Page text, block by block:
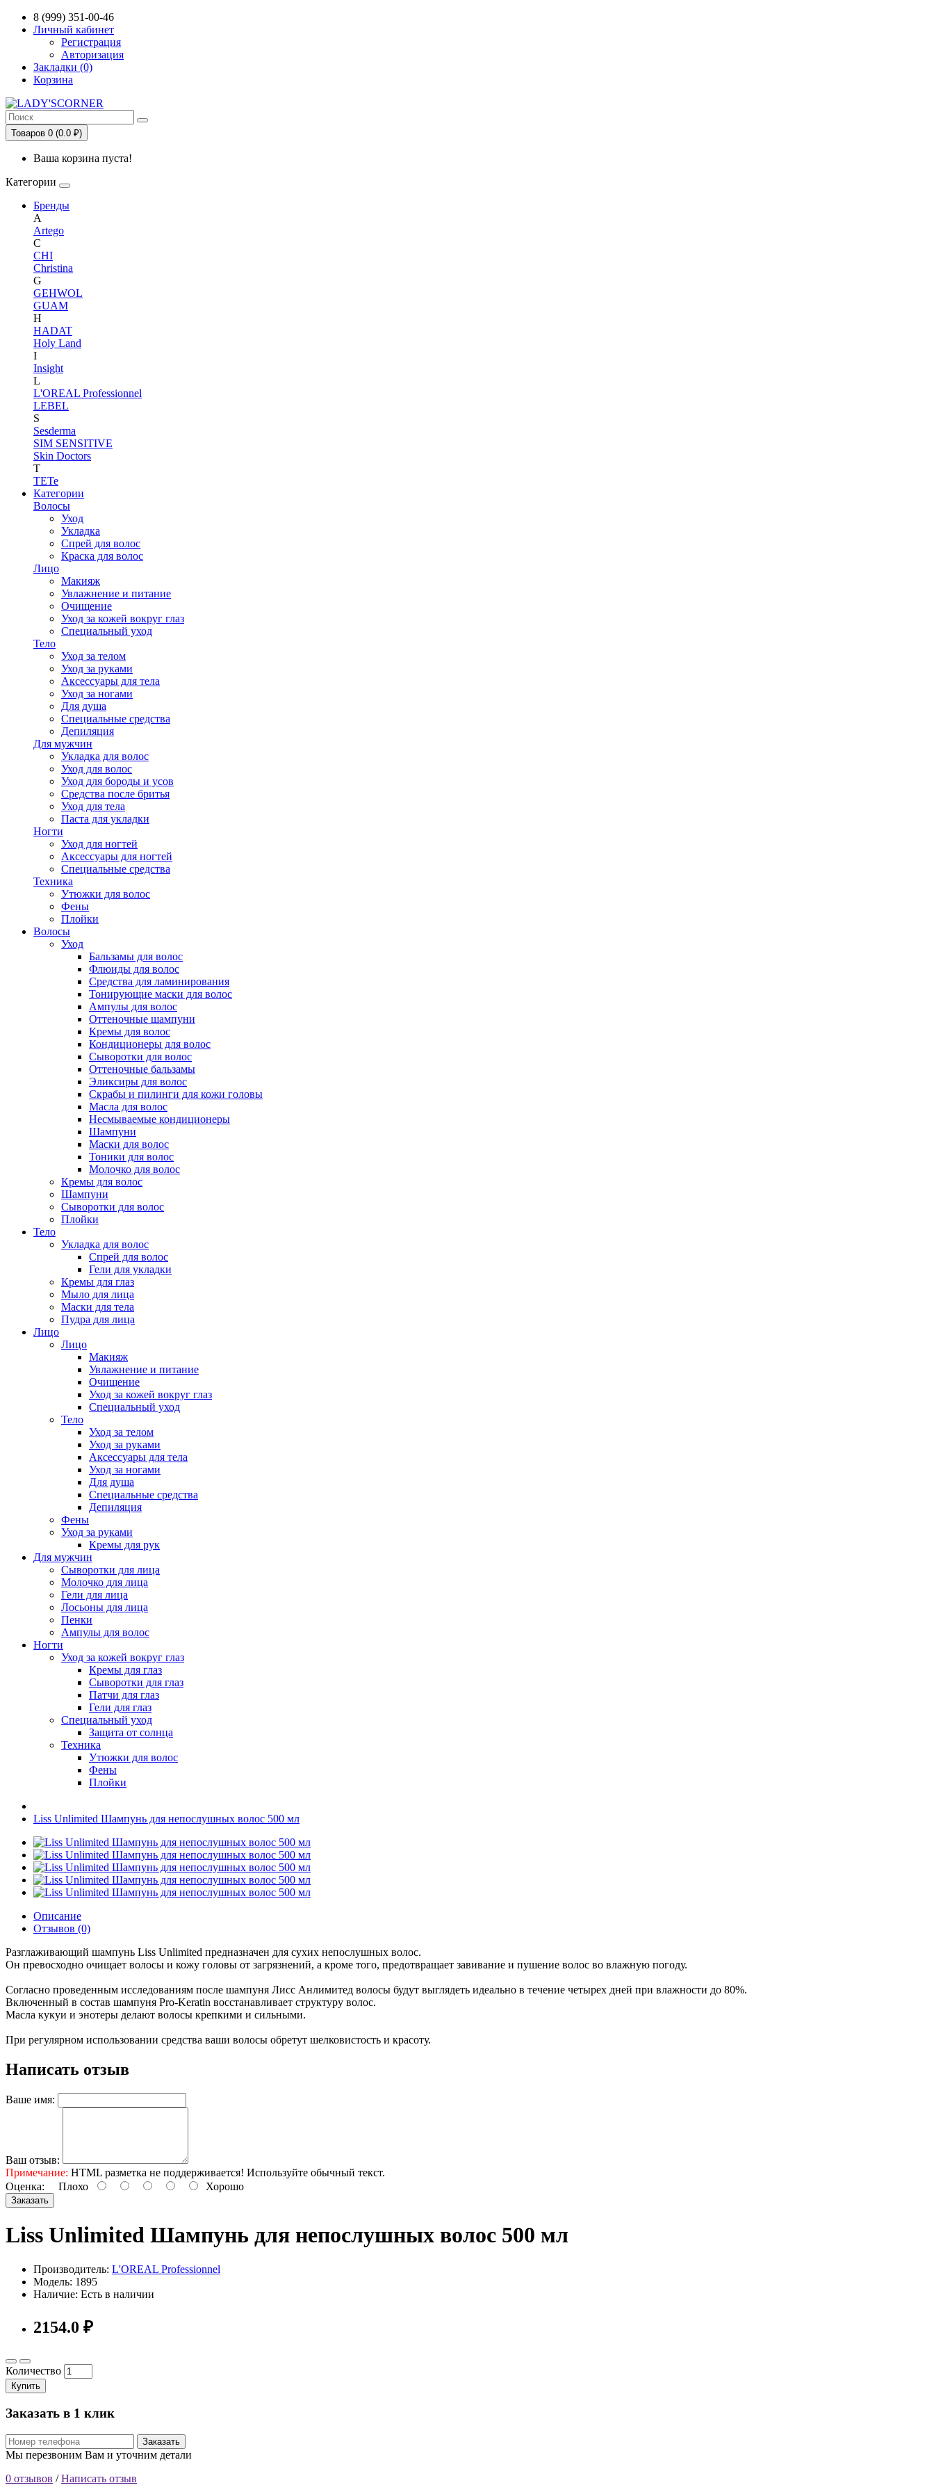
8 (999) 351-00-46
Личный кабинет
Регистрация
Авторизация
Закладки (0)
Корзина
Товаров 0 (0.0 ₽)
Ваша корзина пуста!
Категории
Бренды
A
Artego
C
CHI
Christina
G
GEHWOL
GUAM
H
HADAT
Holy Land
I
Insight
L
L'OREAL Professionnel
LEBEL
S
Sesderma
SIM SENSITIVE
Skin Doctors
T
TETe
Категории
Волосы
Уход
Укладка
Спрей для волос
Краска для волос
Лицо
Макияж
Увлажнение и питание
Очищение
Уход за кожей вокруг глаз
Специальный уход
Тело
Уход за телом
Уход за руками
Аксессуары для тела
Уход за ногами
Для душа
Специальные средства
Депиляция
Для мужчин
Укладка для волос
Уход для волос
Уход для бороды и усов
Средства после бритья
Уход для тела
Паста для укладки
Ногти
Уход для ногтей
Аксессуары для ногтей
Специальные средства
Техника
Утюжки для волос
Фены
Плойки
Волосы
Уход
Бальзамы для волос
Флюиды для волос
Средства для ламинирования
Тонирующие маски для волос
Ампулы для волос
Оттеночные шампуни
Кремы для волос
Кондиционеры для волос
Сыворотки для волос
Оттеночные бальзамы
Эликсиры для волос
Скрабы и пилинги для кожи головы
Масла для волос
Несмываемые кондиционеры
Шампуни
Маски для волос
Тоники для волос
Молочко для волос
Кремы для волос
Шампуни
Сыворотки для волос
Плойки
Тело
Укладка для волос
Спрей для волос
Гели для укладки
Кремы для глаз
Мыло для лица
Маски для тела
Пудра для лица
Лицо
Лицо
Макияж
Увлажнение и питание
Очищение
Уход за кожей вокруг глаз
Специальный уход
Тело
Уход за телом
Уход за руками
Аксессуары для тела
Уход за ногами
Для душа
Специальные средства
Депиляция
Фены
Уход за руками
Кремы для рук
Для мужчин
Сыворотки для лица
Молочко для лица
Гели для лица
Лосьоны для лица
Пенки
Ампулы для волос
Ногти
Уход за кожей вокруг глаз
Кремы для глаз
Сыворотки для глаз
Патчи для глаз
Гели для глаз
Специальный уход
Защита от солнца
Техника
Утюжки для волос
Фены
Плойки
Liss Unlimited Шампунь для непослушных волос 500 мл
Описание
Отзывов (0)
Разглаживающий шампунь Liss Unlimited предназначен для сухих непослушных волос.
Он превосходно очищает волосы и кожу головы от загрязнений, а кроме того, предотвращает завивание и пушение волос во влажную погоду.
Согласно проведенным исследованиям после шампуня Лисс Анлимитед волосы будут выглядеть идеально в течение четырех дней при влажности до 80%.
Включенный в состав шампуня Pro-Keratin восстанавливает структуру волос.
Масла кукуи и энотеры делают волосы крепкими и сильными.
При регулярном использовании средства ваши волосы обретут шелковистость и красоту.
Написать отзыв
Ваше имя:
Ваш отзыв:
Примечание: HTML разметка не поддерживается! Используйте обычный текст.
Оценка: Плохо Хорошо
Заказать
Liss Unlimited Шампунь для непослушных волос 500 мл
Производитель: L'OREAL Professionnel
Модель: 1895
Наличие: Есть в наличии
2154.0 ₽
Количество
Купить
Заказать в 1 клик
Заказать
Мы перезвоним Вам и уточним детали
0 отзывов /Написать отзыв